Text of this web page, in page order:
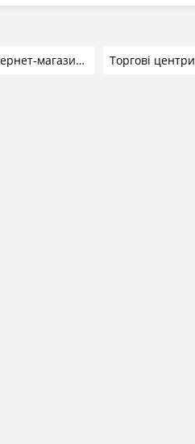
Інтернет-магазини Торгові центри